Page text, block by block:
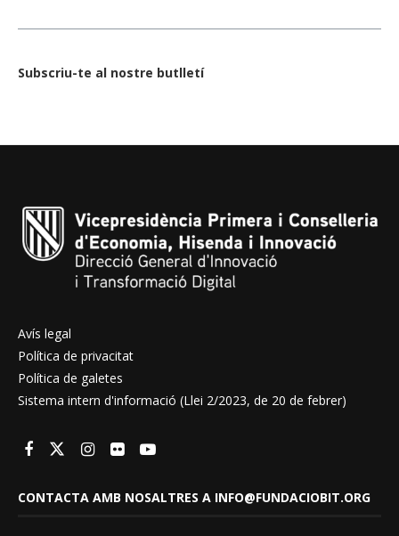
Subscriu-te al nostre butlletí
Avís legal
Política de privacitat
Política de galetes
Sistema intern d'informació (Llei 2/2023, de 20 de febrer)
CONTACTA AMB NOSALTRES A INFO@FUNDACIOBIT.ORG